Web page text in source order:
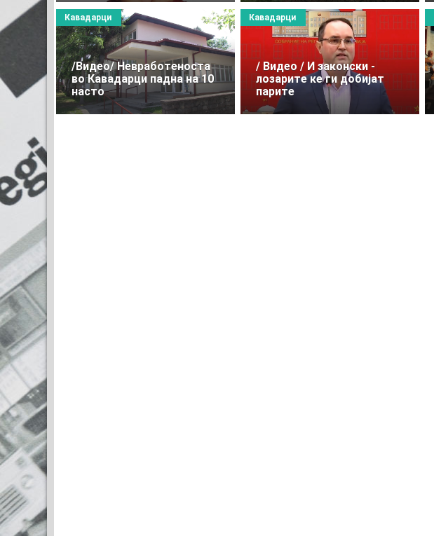
/Видео/ Невработеноста
во Кавадарци падна на 10
насто
Кавадарци
/ Видео / И законски -
лозарите ке ги добијат
парите
Кавадарци